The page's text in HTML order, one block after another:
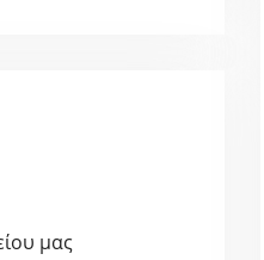
μας